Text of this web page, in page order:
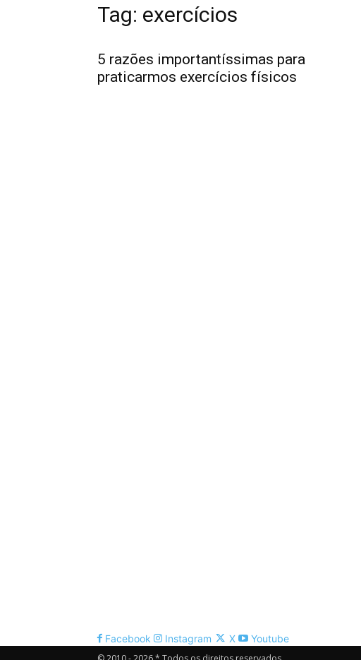
Tag: exercícios
5 razões importantíssimas para
praticarmos exercícios físicos
Facebook Instagram X
Youtube